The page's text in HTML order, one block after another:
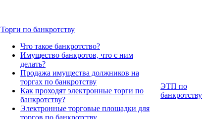
Торги по банкротству
Что такое банкротство?
Имущество банкротов, что с ним
делать?
Продажа имущества должников на
торгах по банкротству
Как проходят электронные торги по
банкротству?
Электронные торговые площадки для
торгов по банкротству
ЭТП по
банкротству